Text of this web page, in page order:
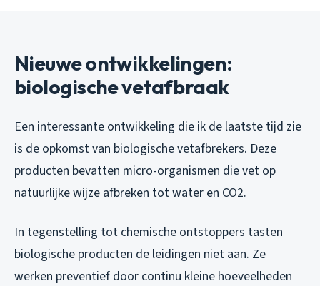
Nieuwe ontwikkelingen:
biologische vetafbraak
Een interessante ontwikkeling die ik de laatste tijd zie
is de opkomst van biologische vetafbrekers. Deze
producten bevatten micro-organismen die vet op
natuurlijke wijze afbreken tot water en CO2.
In tegenstelling tot chemische ontstoppers tasten
biologische producten de leidingen niet aan. Ze
werken preventief door continu kleine hoeveelheden